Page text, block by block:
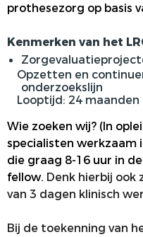
prothesezorg op basis
Kenmerken van het
Opzetten en
onderzoekslijn
Looptijd: 24 maanden
Wie zoeken wij? (In
specialisten werkzaam
die graag 8-16 uur in
fellow. Denk hierbij ook
van 3 dagen klinisch
Bij de toekenning van